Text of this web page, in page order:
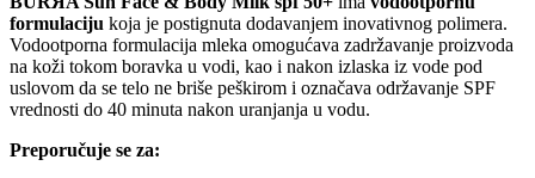
formulaciju koja je postignuta dodavanjem inovativnog polimera.
Vodootporna formulacija mleka omogućava zadržavanje proizvoda
na koži tokom boravka u vodi, kao i nakon izlaska iz vode pod
uslovom da se telo ne briše peškirom i označava održavanje SPF
vrednosti do 40 minuta nakon uranjanja u vodu.
Preporučuje se za: